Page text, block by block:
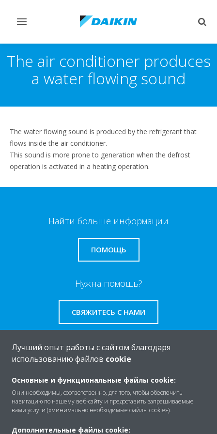
Переключить
The air conditioner produces
a water flowing sound
The water flowing sound is produced by the refrigerant that
flows inside the air conditioner.
This sound is more prone to generation when the defrost
operation is activated in a heating operation.
Найти больше информации
ПОМОЩЬ
Нужна помощь?
СВЯЖИТЕСЬ С НАМИ
Решения
Лучший опыт работы с сайтом благодаря
использованию файлов cookie
Основные и функциональные файлы cookie:
Они необходимы, соответственно, для того, чтобы обеспечить
навигацию по нашему веб-сайту и предоставить запрашиваемые
вами услуги («минимально необходимые файлы cookie»).
Дополнительные файлы cookie: